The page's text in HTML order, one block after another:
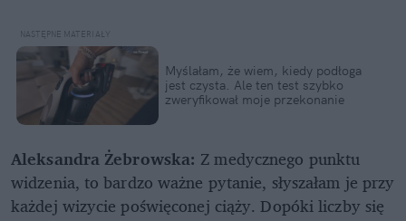
Myślałam, że wiem, kiedy podłoga
jest czysta. Ale ten test szybko
zweryfikował moje przekonanie
Aleksandra Żebrowska: Z medycznego punktu
widzenia, to bardzo ważne pytanie, słyszałam je przy
każdej wizycie poświęconej ciąży. Dopóki liczby się